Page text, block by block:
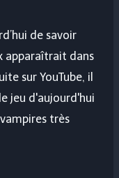
de savoir
apparaîtrait dans
sur YouTube, il
jeu d'aujourd'hui
très